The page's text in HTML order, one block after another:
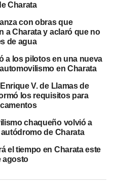
una probabilidad de
ingreso de una masa de
Lanoticia para Charataes
las alertas que emita el
para esa jornada.
en la página de
CHACO
CLIMA CHARATA
PRONÓSTICO CHARATA
Charata
con obras que
a Charata y aclaró que no
de agua
a los pilotos en una nueva
en Charata
V. de Llamas de
los requisitos para
chaqueño volvió a
de Charata
el tiempo en Charata este
agosto